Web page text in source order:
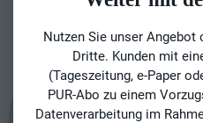
Nutzen Sie unser Angebot
Dritte. Kunden mit
(Tageszeitung, e-Paper
PUR-Abo zu einem
Datenverarbeitung im